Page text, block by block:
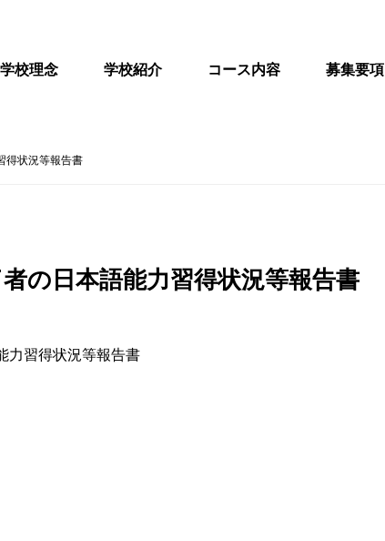
学校理念 学校紹介 コース内容 募集要項
得状況等報告書
の日本語能力習得状況等報告書
力習得状況等報告書